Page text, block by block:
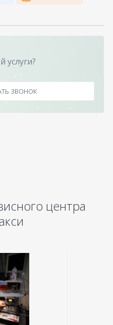
услуги?
ЗВОНОК
центра